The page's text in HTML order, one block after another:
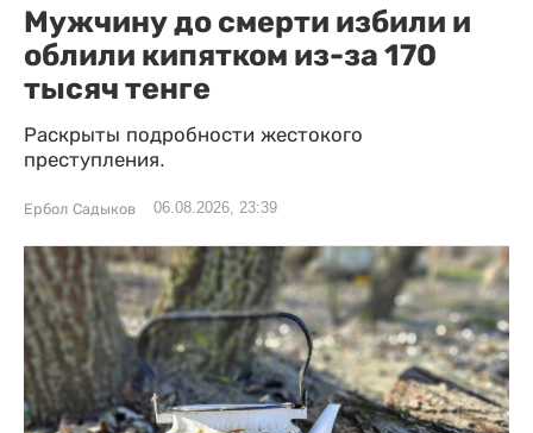
Мужчину до смерти избили и
облили кипятком из-за 170
тысяч тенге
Раскрыты подробности жестокого
преступления.
Ербол Садыков 06.08.2026, 23:39